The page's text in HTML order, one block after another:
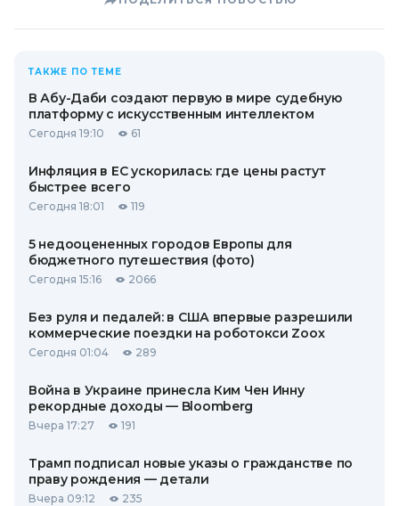
ТАКЖЕ ПО ТЕМЕ
В Абу-Даби создают первую в мире судебную
платформу с искусственным интеллектом
Сегодня 19:10 61
Инфляция в ЕС ускорилась: где цены растут
быстрее всего
Сегодня 18:01 119
5 недооцененных городов Европы для
бюджетного путешествия (фото)
Сегодня 15:16 2066
Без руля и педалей: в США впервые разрешили
коммерческие поездки на роботокси Zoox
Сегодня 01:04 289
Война в Украине принесла Ким Чен Инну
рекордные доходы — Bloomberg
Вчера 17:27 191
Трамп подписал новые указы о гражданстве по
праву рождения — детали
Вчера 09:12 235